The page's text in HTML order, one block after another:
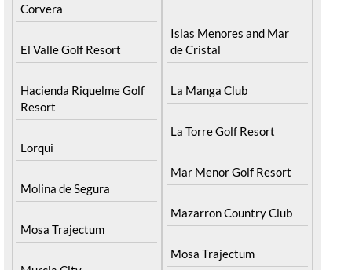
Corvera
El Valle Golf Resort
Hacienda Riquelme Golf
Resort
Lorqui
Molina de Segura
Mosa Trajectum
Islas Menores and Mar
de Cristal
La Manga Club
La Torre Golf Resort
Mar Menor Golf Resort
Mazarron Country Club
Mosa Trajectum